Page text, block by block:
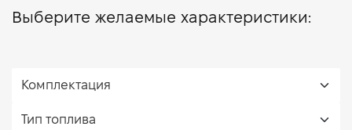
Выберите желаемые характеристики: